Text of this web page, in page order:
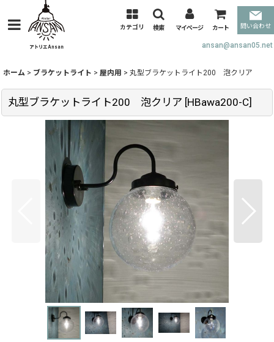
カテゴリ 検索 マイページ カート 問い合わせ
ansan@ansan05.net
ホーム > ブラケットライト > 屋内用 > 丸型ブラケットライト200 泡クリア
丸型ブラケットライト200 泡クリア [HBawa200-C]